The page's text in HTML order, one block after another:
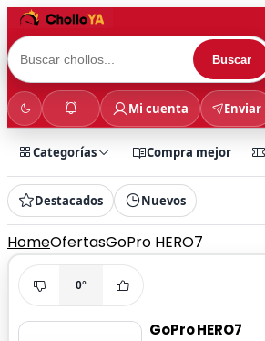
Buscar
Mi cuenta Enviar
Categorías Compra mejor
Destacados Nuevos
HomeOfertasGoPro HERO7
0°
GoPro HERO7